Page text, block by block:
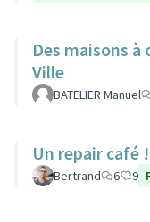
Des maisons à
Ville
BATELIER Manuel
Un repair café !
Bertrand 6 9